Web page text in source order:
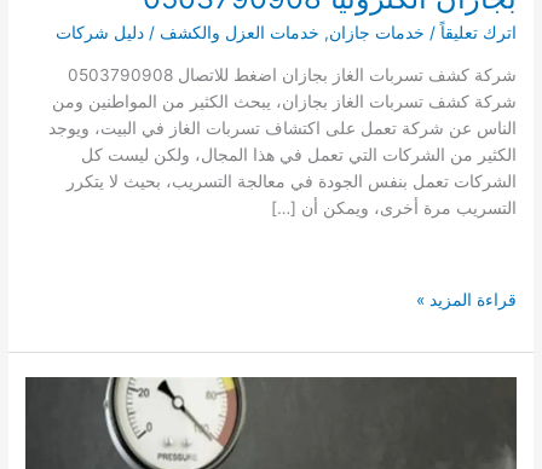
اترك تعليقاً / خدمات جازان, خدمات العزل والكشف /دليل شركات
شركة كشف تسربات الغاز بجازان اضغط للاتصال 0503790908
شركة كشف تسربات الغاز بجازان، يبحث الكثير من المواطنين ومن
الناس عن شركة تعمل على اكتشاف تسربات الغاز في البيت، ويوجد
الكثير من الشركات التي تعمل في هذا المجال، ولكن ليست كل
الشركات تعمل بنفس الجودة في معالجة التسريب، بحيث لا يتكرر
التسريب مرة أخرى، ويمكن أن […]
شركة
تسربات
الغاز
الكترونيا
قراءة المزيد »